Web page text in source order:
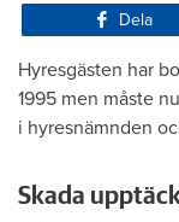
Dela
Hyresgästen har
1995 men måste
i hyresnämnden
Skada